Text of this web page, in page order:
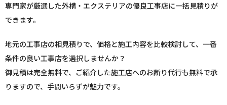
専門家が厳選した外構・エクステリアの優良工事店に一括見積りが
できます。
地元の工事店の相見積りで、価格と施工内容を比較検討して、一番
条件の良い工事店を選択しませんか？
御見積は完全無料で、ご紹介した施工店へのお断り代行も無料で承
りますので、手間いらずが魅力です。